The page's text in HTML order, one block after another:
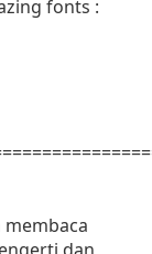
fonts :